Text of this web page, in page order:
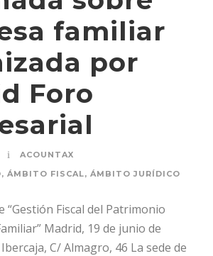
familiar
por
Foro
ACOUNTAX
, ÁMBITO FISCAL, ÁMBITO JURÍDICO
“Gestión Fiscal del Patrimonio
Madrid, 19 de junio de
C/ Almagro, 46 La sede de